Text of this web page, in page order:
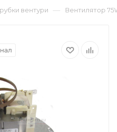
вентури — Вентилятор